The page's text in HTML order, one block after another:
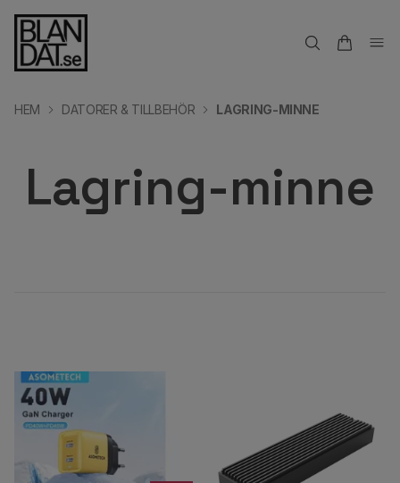
HEM DATORER & TILLBEHÖR LAGRING-MINNE
Lagring-minne